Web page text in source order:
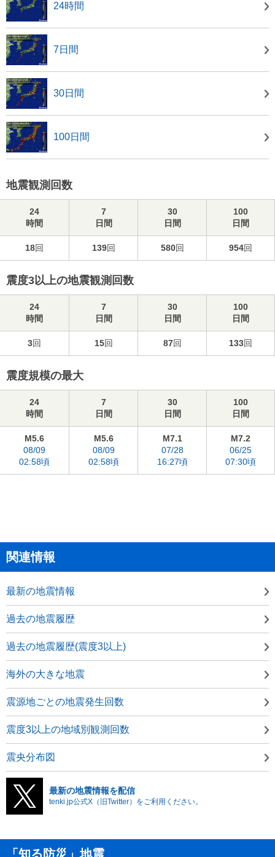
24時間
7日間
30日間
100日間
地震観測回数
24
時間
7
日間
30
日間
100
日間
18回 139回 580回 954回
震度3以上の地震観測回数
24
時間
7
日間
30
日間
100
日間
3回 15回 87回 133回
震度規模の最大
24
時間
7
日間
30
日間
100
日間
M5.6
08/09
02:58頃
M5.6
08/09
02:58頃
M7.1
07/28
16:27頃
M7.2
06/25
07:30頃
関連情報
最新の地震情報
過去の地震履歴
過去の地震履歴(震度3以上)
海外の大きな地震
震源地ごとの地震発生回数
震度3以上の地域別観測回数
震央分布図
最新の地震情報を配信
tenki.jp公式X（旧Twitter）をご利用ください。
「知る防災」地震